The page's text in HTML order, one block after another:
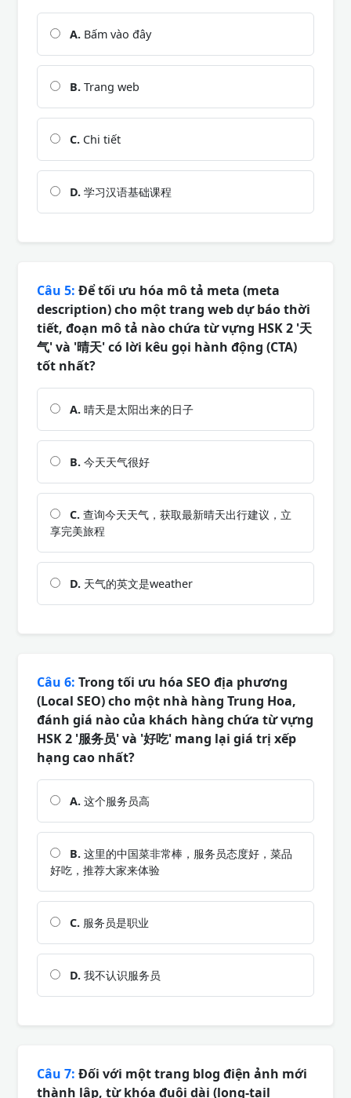
A. Bấm vào đây
B. Trang web
C. Chi tiết
D. 学习汉语基础课程
Câu 5: Để tối ưu hóa mô tả meta (meta
description) cho một trang web dự báo thời
tiết, đoạn mô tả nào chứa từ vựng HSK 2 '天
气' và '晴天' có lời kêu gọi hành động (CTA)
tốt nhất?
A. 晴天是太阳出来的日子
B. 今天天气很好
C. 查询今天天气，获取最新晴天出行建议，立
享完美旅程
D. 天气的英文是weather
Câu 6: Trong tối ưu hóa SEO địa phương
(Local SEO) cho một nhà hàng Trung Hoa,
đánh giá nào của khách hàng chứa từ vựng
HSK 2 '服务员' và '好吃' mang lại giá trị xếp
hạng cao nhất?
A. 这个服务员高
B. 这里的中国菜非常棒，服务员态度好，菜品
好吃，推荐大家来体验
C. 服务员是职业
D. 我不认识服务员
Câu 7: Đối với một trang blog điện ảnh mới
thành lập, từ khóa đuôi dài (long-tail